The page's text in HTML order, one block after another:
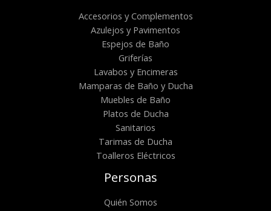
Accesorios y Complementos
Azulejos y Pavimentos
Espejos de Baño
Griferías
Lavabos y Encimeras
Mamparas de Baño y Ducha
Muebles de Baño
Platos de Ducha
Sanitarios
Tarimas de Ducha
Toalleros Eléctricos
Personas
Quién Somos